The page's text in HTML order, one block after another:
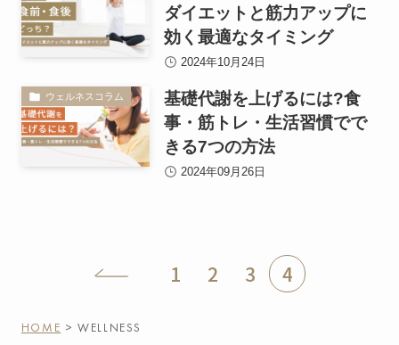
ダイエットと筋力アップに
効く最適なタイミング
2024年10月24日
ウェルネスコラム
基礎代謝を上げるには?食
事・筋トレ・生活習慣でで
きる7つの方法
2024年09月26日
1 2 3 4
HOME > WELLNESS